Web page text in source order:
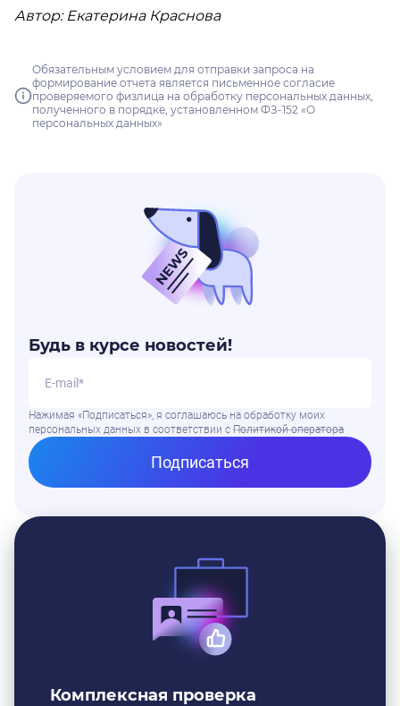
Автор: Екатерина Краснова
Обязательным условием для отправки запроса на
формирование отчета является письменное согласие
проверяемого физлица на обработку персональных данных,
полученного в порядке, установленном ФЗ-152 «О
персональных данных»
Будь в курсе новостей!
Нажимая «Подписаться», я соглашаюсь на обработку моих
персональных данных в соответствии с Политикой оператора
Подписаться
Комплексная проверка